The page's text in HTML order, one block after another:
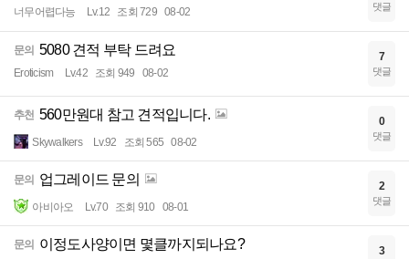
너무어렵다능 Lv.12 조회 729 08-02 댓글
문의 5080 견적 부탁 드려요
Eroticism Lv.42 조회 949 08-02
7
댓글
추천 560만원대 참고 견적입니다.
Skywalkers Lv.92 조회 565 08-02
0
댓글
문의 업그레이드 문의
아비아오 Lv.70 조회 910 08-01
2
댓글
문의 이정도사양이면 몇클까지되나요? 3